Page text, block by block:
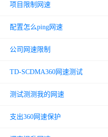
项目限制网速
配置怎么ping网速
公司网速限制
TD-SCDMA360网速测试
测试测测我的网速
支出360网速保护